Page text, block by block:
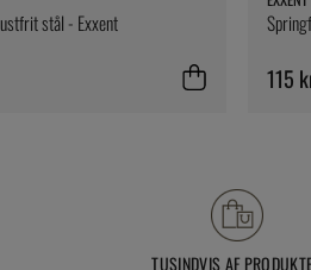
stål - Exxent
115
TUSINDVIS AF